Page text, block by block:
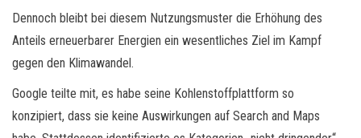
Dennoch bleibt bei diesem Nutzungsmuster die Erhöhung des
Anteils erneuerbarer Energien ein wesentliches Ziel im Kampf
gegen den Klimawandel.
Google teilte mit, es habe seine Kohlenstoffplattform so
konzipiert, dass sie keine Auswirkungen auf Search and Maps